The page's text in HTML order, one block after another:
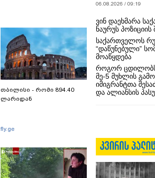
თბილისი - რომი 894.40
ლარიდან
fly.ge
06.08.2026 / 09:19
ვინ დაეხმარა
ნაურუს პოზიციის
საქართველოს
“დაწუნებული”
მოაწყდება
როგორ ცდილობს
მე-5 მუხლის
იმიგრანტთა
და ალიანსის